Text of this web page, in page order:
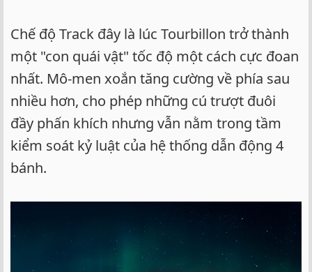
Chế độ Track đây là lúc Tourbillon trở thành
một "con quái vật" tốc độ một cách cực đoan
nhất. Mô-men xoắn tăng cường về phía sau
nhiều hơn, cho phép những cú trượt đuôi
đầy phấn khích nhưng vẫn nằm trong tầm
kiểm soát kỷ luật của hệ thống dẫn động 4
bánh.